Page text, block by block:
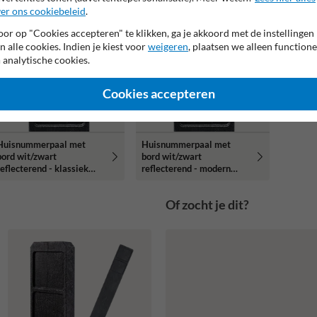
met
wit/zwart
- klassiek
Huisnummerpaal met
bord wit/zwart
reflecterend - modern
Of zocht je dit?
ons cookiebeleid.
op "Cookies accepteren" te klikken, ga je akkoord met de instellingen
alle cookies. Indien je kiest voorweigeren, plaatsen we alleen
analytische cookies.
Cookies accepteren